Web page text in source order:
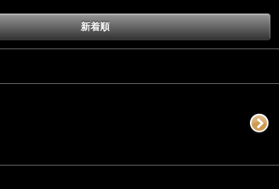
新着順